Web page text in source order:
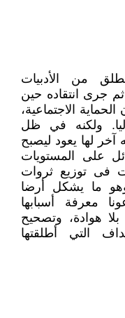
من الأدبيات
جرى انتقاده حين
الاجتماعية،
ولكنه في ظل
آخر لها يعود ليصبح
على المستويات
فى توزيع ثروات
وهو ما يشكل أرضا
معرفة أسبابها
هوادة، وتصحيح
التي أطلقتها